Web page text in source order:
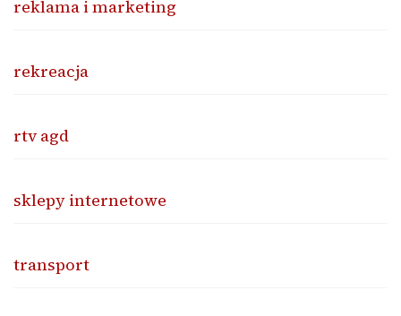
reklama i marketing
rekreacja
rtv agd
sklepy internetowe
transport